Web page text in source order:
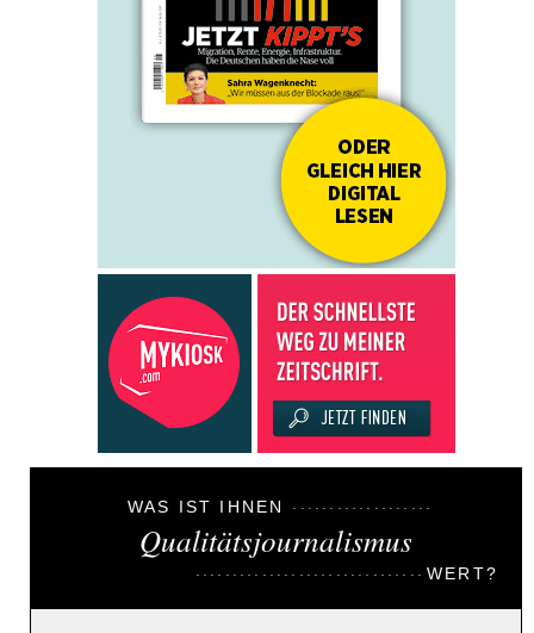
WAS IST IHNEN
Qualitätsjournalismus
WERT?